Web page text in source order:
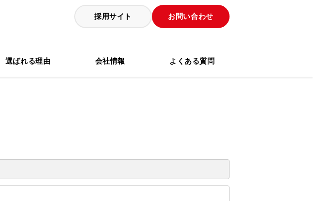
採用サイト お問い合わせ
選ばれる理由 会社情報 よくある質問